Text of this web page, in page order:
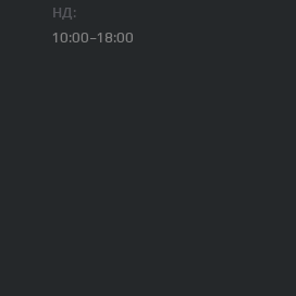
НД:
10:00-18:00